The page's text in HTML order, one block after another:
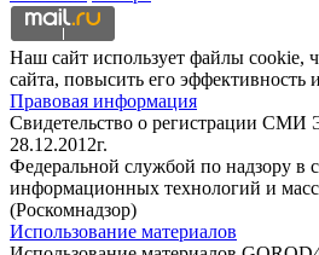
Наш сайт использует файлы cookie,
сайта, повысить его эффективность
Правовая информация
Свидетельство о регистрации
28.12.2012г.
Федеральной службой по надзору в
информационных технологий и
(Роскомнадзор)
Использование материалов